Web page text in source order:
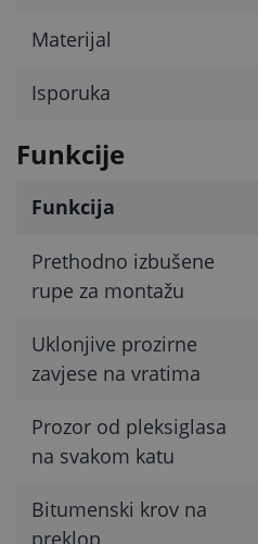
Materijal
Isporuka
Funkcije
Funkcija
Prethodno izbušene
rupe za montažu
Uklonjive prozirne
zavjese na vratima
Prozor od pleksiglasa
na svakom katu
Bitumenski krov na
preklop